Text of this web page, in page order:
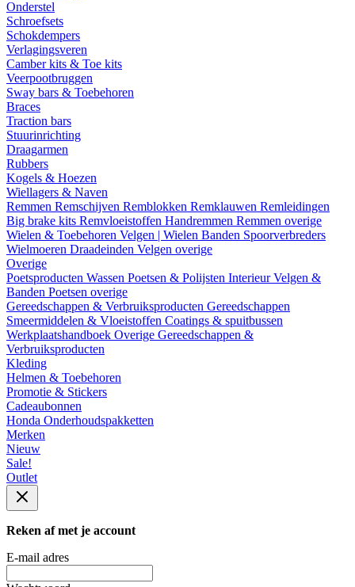
Onderstel
Schroefsets
Schokdempers
Verlagingsveren
Camber kits & Toe kits
Veerpootbruggen
Sway bars & Toebehoren
Braces
Traction bars
Stuurinrichting
Draagarmen
Rubbers
Kogels & Hoezen
Wiellagers & Naven
Remmen Remschijven Remblokken Remklauwen Remleidingen
Big brake kits Remvloeistoffen Handremmen Remmen overige
Wielen & Toebehoren Velgen | Wielen Banden Spoorverbreders
Wielmoeren Draadeinden Velgen overige
Overige
Poetsproducten Wassen Poetsen & Polijsten InterieurVelgen &
Banden Poetsen overige
Gereedschappen & Verbruiksproducten Gereedschappen
Smeermiddelen & Vloeistoffen Coatings & spuitbussen
Werkplaatshandboek Overige Gereedschappen &
Verbruiksproducten
Kleding
Helmen & Toebehoren
Promotie & Stickers
Cadeaubonnen
Honda Onderhoudspakketten
Merken
Nieuw
Sale!
Outlet
Reken af met je account
E-mail adres